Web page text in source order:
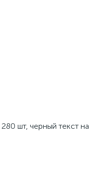
шт, черный текст на